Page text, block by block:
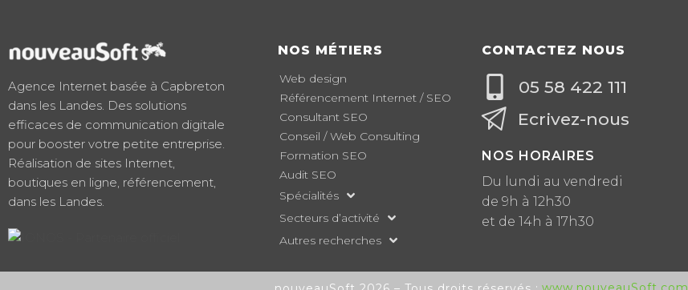
Agence Internet basée à Capbreton
dans les Landes. Des solutions
efficaces de communication digitale
pour booster votre petite entreprise.
Réalisation de sites Internet,
boutiques en ligne, référencement,
dans les Landes.
NOS MÉTIERS
Web design
Référencement Internet / SEO
Consultant SEO
Conseil / Web Consulting
Formation SEO
Audit SEO
Spécialités
Secteurs d’activité
Autres recherches
CONTACTEZ NOUS
05 58 422 111
Ecrivez-nous
NOS HORAIRES
Du lundi au vendredi
de 9h à 12h30
et de 14h à 17h30